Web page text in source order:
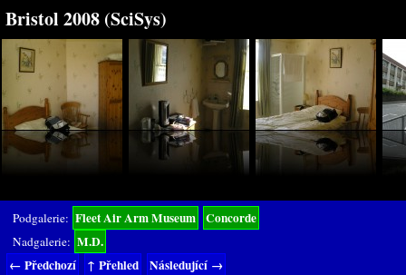
Bristol 2008 (SciSys)
Podgalerie: Fleet Air Arm Museum Concorde
Nadgalerie: M.D.
← Předchozí
↑ Přehled Následující →